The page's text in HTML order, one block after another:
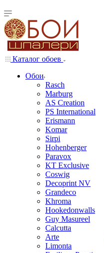
Каталог обоев
Обои
Rasch
Marburg
AS Creation
PS International
Erismann
Komar
Sirpi
Hohenberger
Paravox
KT Exclusive
Coswig
Decoprint NV
Grandeco
Khroma
Hookedonwalls
Guy Masureel
Calcutta
Arte
Limonta